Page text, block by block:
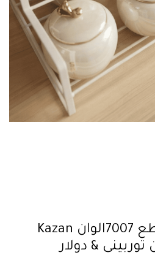
طقم توابل 7 قطع 7007الوان Kazan
& دولار